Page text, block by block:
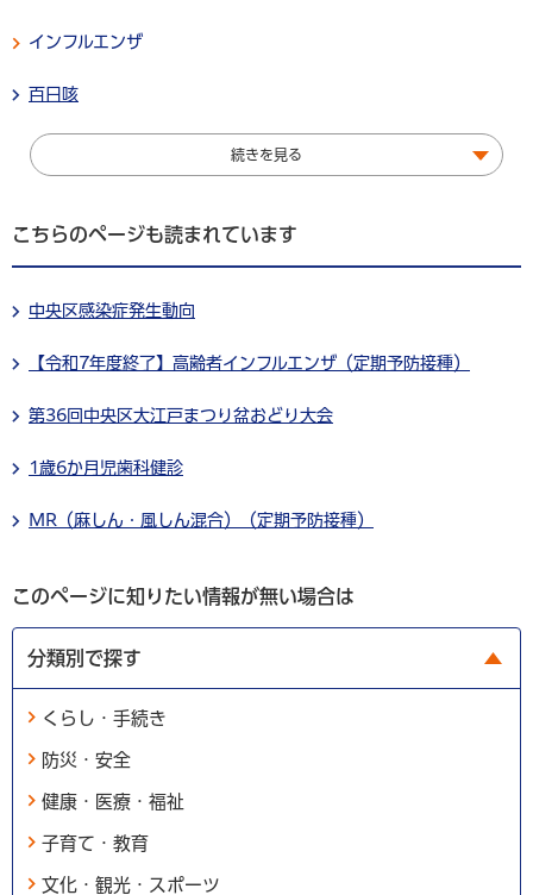
インフルエンザ
百日咳
続きを見る
こちらのページも読まれています
中央区感染症発生動向
【令和7年度終了】高齢者インフルエンザ（定期予防接種）
第36回中央区大江戸まつり盆おどり大会
1歳6か月児歯科健診
MR（麻しん・風しん混合）（定期予防接種）
このページに知りたい情報が無い場合は
分類別で探す
くらし・手続き
防災・安全
健康・医療・福祉
子育て・教育
文化・観光・スポーツ